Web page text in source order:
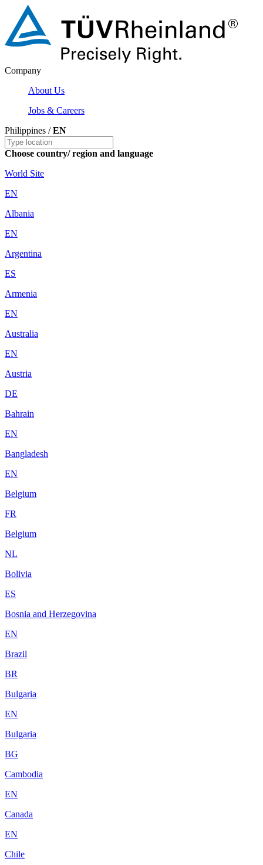
Company
About Us
Jobs & Careers
Philippines /EN
Choose country/ region and language
World Site
EN
Albania
EN
Argentina
ES
Armenia
EN
Australia
EN
Austria
DE
Bahrain
EN
Bangladesh
EN
Belgium
FR
Belgium
NL
Bolivia
ES
Bosnia and Herzegovina
EN
Brazil
BR
Bulgaria
EN
Bulgaria
BG
Cambodia
EN
Canada
EN
Chile